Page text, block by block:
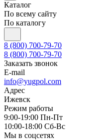
Каталог
По всему сайту
По каталогу
8 (800) 700-79-70
8 (800) 700-79-70
Заказать звонок
E-mail
info@yugpol.com
Адрес
Ижевск
Режим работы
9:00-19:00 Пн-Пт
10:00-18:00 Cб-Вс
Мы в соцсетях